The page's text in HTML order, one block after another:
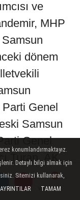
Yorumlar
Yorumlar
ve
MHP
Samsun
dönem
Parti Genel
Samsun
Genel
Turan, AK
Ahmet Yeni,
Cumhur
konumlandırmaktayız.
Detaylı bilgi almak için
Sitemizi kullanarak,
AYRINTILAR TAMAM